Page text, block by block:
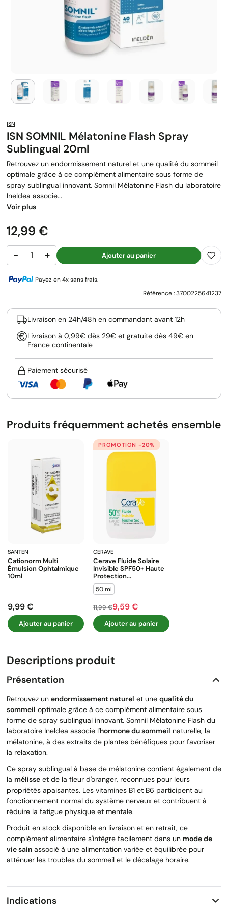
ISN
ISN SOMNIL Mélatonine Flash Spray
Sublingual 20ml
Retrouvez un endormissement naturel et une qualité du sommeil
optimale grâce à ce complément alimentaire sous forme de
spray sublingual innovant. Somnil Mélatonine Flash du laboratoire
Ineldea associe...
Voir plus
Prix
12,99 €
− + Ajouter au panier
Payez en 4x sans frais.
Référence :3700225641237
Livraison en 24h/48h en commandant avant 12h
Livraison à 0,99€ dès 29€ et gratuite dès 49€ en
France continentale
Paiement sécurisé
Produits fréquemment achetés ensemble
SANTEN
Cationorm Multi
Émulsion Ophtalmique
10ml
Prix
9,99 €
Ajouter au panier
PROMOTION -20%
CERAVE
Cerave Fluide Solaire
Invisible SPF50+ Haute
Protection...
50 ml
Prix de base
11,99 €
Prix 9,59 €
Ajouter au panier
Descriptions produit
Présentation
Retrouvez un endormissement naturel et une qualité du
sommeil optimale grâce à ce complément alimentaire sous
forme de spray sublingual innovant. Somnil Mélatonine Flash du
laboratoire Ineldea associe l'hormone du sommeil naturelle, la
mélatonine, à des extraits de plantes bénéfiques pour favoriser
la relaxation.
Ce spray sublingual à base de mélatonine contient également de
la mélisse et de la fleur d'oranger, reconnues pour leurs
propriétés apaisantes. Les vitamines B1 et B6 participent au
fonctionnement normal du système nerveux et contribuent à
réduire la fatigue physique et mentale.
Produit en stock disponible en livraison et en retrait, ce
complément alimentaire s'intègre facilement dans un mode de
vie sain associé à une alimentation variée et équilibrée pour
atténuer les troubles du sommeil et le décalage horaire.
Indications